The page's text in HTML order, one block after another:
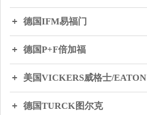
德国IFM易福门
德国P+F倍加福
美国VICKERS威格士/EATON
德国TURCK图尔克